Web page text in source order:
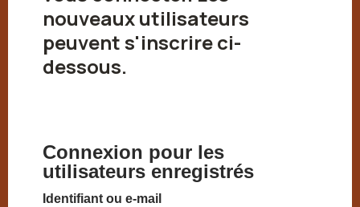
nouveaux utilisateurs
peuvent s'inscrire ci-
dessous.
Connexion pour les
utilisateurs enregistrés
Identifiant ou e-mail